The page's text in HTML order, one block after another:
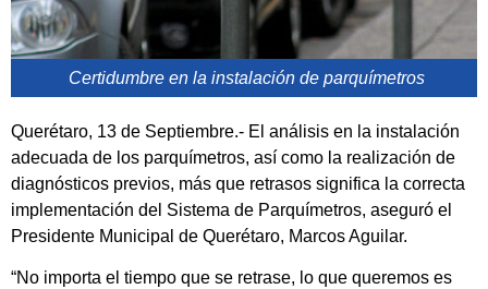
Certidumbre en la instalación de parquímetros
Querétaro, 13 de Septiembre.- El análisis en la instalación
adecuada de los parquímetros, así como la realización de
diagnósticos previos, más que retrasos significa la correcta
implementación del Sistema de Parquímetros, aseguró el
Presidente Municipal de Querétaro, Marcos Aguilar.
“No importa el tiempo que se retrase, lo que queremos es